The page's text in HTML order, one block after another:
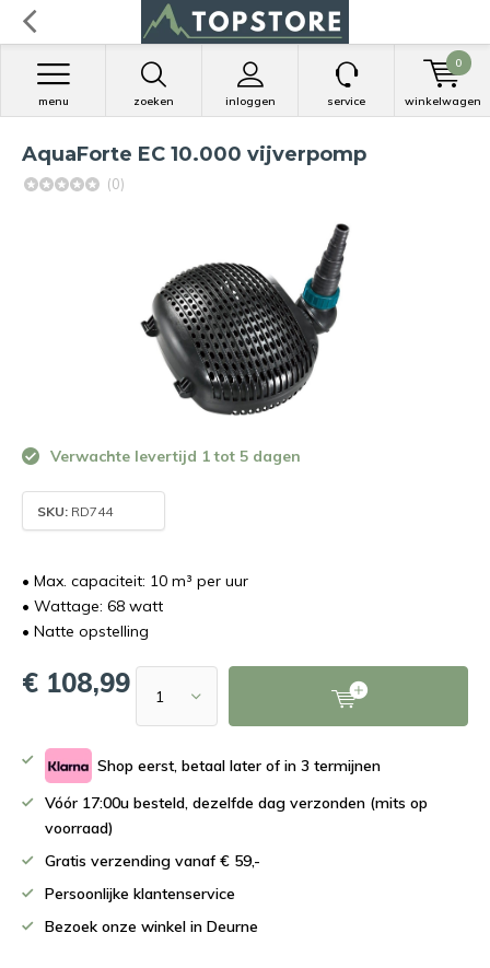
zoeken inloggen
menu service winkelwagen
0
AquaForte EC 10.000 vijverpomp
(0)
Verwachte levertijd 1 tot 5 dagen
SKU: RD744
• Max. capaciteit: 10 m³ per uur
• Wattage: 68 watt
• Natte opstelling
€ 108,99
Shop eerst, betaal later of in 3 termijnen
Vóór 17:00u besteld, dezelfde dag verzonden (mits op
voorraad)
Gratis verzending vanaf € 59,-
Persoonlijke klantenservice
Bezoek onze winkel in Deurne